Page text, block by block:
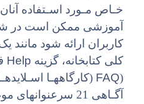
خـاص مـورد اسـتفاده
آموزشی ممکن است در
کاربران ارائه شود مانند
کلی کتابخانه، گزینه Help
(
FAQ (کارگاههـا